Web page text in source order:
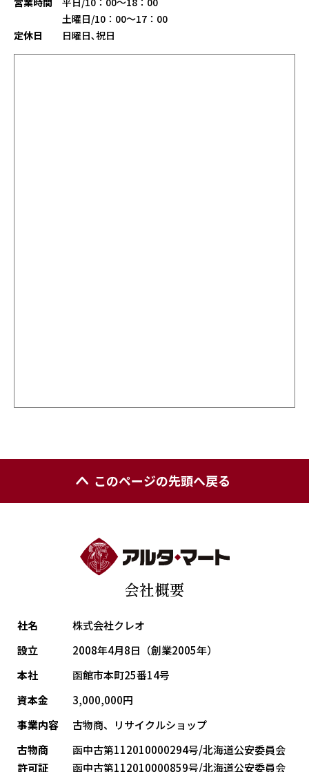
土曜日/10：00～17：00
定休日
日曜日､祝日
このページの先頭へ戻る
会社概要
社名
株式会社クレオ
設立
2008年4月8日（創業2005年）
本社
函館市本町25番14号
資本金
3,000,000円
事業内容
古物商、リサイクルショップ
古物商
許可証
函中古第112010000294号/北海道公安委員会
函中古第112010000859号/北海道公安委員会